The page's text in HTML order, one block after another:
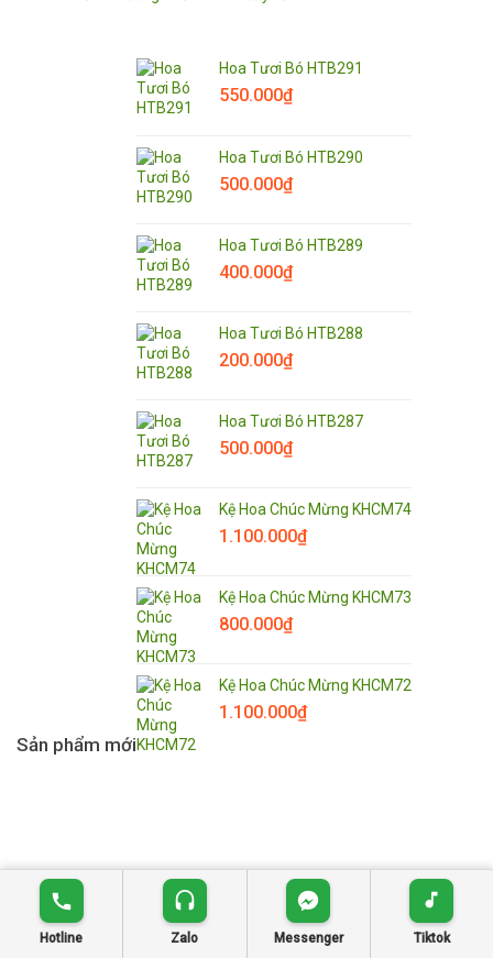
Sản phẩm mới
Hoa Tươi Bó HTB291
550.000₫
Hoa Tươi Bó HTB290
500.000₫
Hoa Tươi Bó HTB289
400.000₫
Hoa Tươi Bó HTB288
200.000₫
Hoa Tươi Bó HTB287
500.000₫
Kệ Hoa Chúc Mừng KHCM74
1.100.000₫
Kệ Hoa Chúc Mừng KHCM73
800.000₫
Kệ Hoa Chúc Mừng KHCM72
1.100.000₫
Giới thiệu Chính sách công ty
Hotline Zalo Messenger Tiktok